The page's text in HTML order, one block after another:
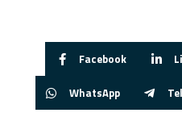
Facebook
WhatsApp